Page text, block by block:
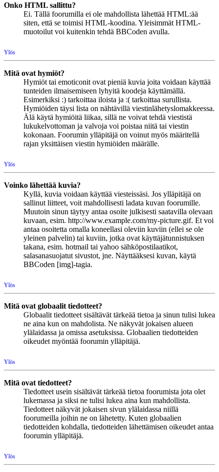
Onko HTML sallittu?
Ei. Tällä foorumilla ei ole mahdollista lähettää HTML:ää
siten, että se toimisi HTML-koodina. Yleisimmät HTML-
muotoilut voi kuitenkin tehdä BBCoden avulla.
Ylös
Mitä ovat hymiöt?
Hymiöt tai emoticonit ovat pieniä kuvia joita voidaan käyttää
tunteiden ilmaisemiseen lyhyitä koodeja käyttämällä.
Esimerkiksi :) tarkoittaa iloista ja :( tarkoittaa surullista.
Hymiöiden täysi lista on nähtävillä viestinlähetyslomakkeessa.
Älä käytä hymiöitä liikaa, sillä ne voivat tehdä viestistä
lukukelvottoman ja valvoja voi poistaa niitä tai viestin
kokonaan. Foorumin ylläpitäjä on voinut myös määritellä
rajan yksittäisen viestin hymiöiden määrälle.
Ylös
Voinko lähettää kuvia?
Kyllä, kuvia voidaan käyttää viesteissäsi. Jos ylläpitäjä on
sallinut liitteet, voit mahdollisesti ladata kuvan foorumille.
Muutoin sinun täytyy antaa osoite julkisesti saatavilla olevaan
kuvaan, esim. http://www.example.com/my-picture.gif. Et voi
antaa osoitetta omalla koneellasi oleviin kuviin (ellei se ole
yleinen palvelin) tai kuviin, jotka ovat käyttäjätunnistuksen
takana, esim. hotmail tai yahoo sähköpostilaatikot,
salasanasuojatut sivustot, jne. Näyttääksesi kuvan, käytä
BBCoden [img]-tagia.
Ylös
Mitä ovat globaalit tiedotteet?
Globaalit tiedotteet sisältävät tärkeää tietoa ja sinun tulisi lukea
ne aina kun on mahdolista. Ne näkyvät jokaisen alueen
ylälaidassa ja omissa asetuksissa. Globaalien tiedotteiden
oikeudet myöntää foorumin ylläpitäjä.
Ylös
Mitä ovat tiedotteet?
Tiedotteet usein sisältävät tärkeää tietoa foorumista jota olet
lukemassa ja siksi ne tulisi lukea aina kun mahdollista.
Tiedotteet näkyvät jokaisen sivun ylälaidassa niillä
foorumeilla joihin ne on lähetetty. Kuten globaalien
tiedotteiden kohdalla, tiedotteiden lähettämisen oikeudet antaa
foorumin ylläpitäjä.
Ylös